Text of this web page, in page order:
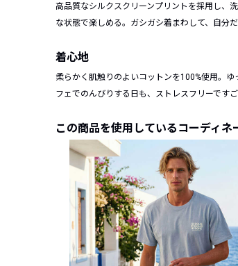
高品質なシルクスクリーンプリントを採用し、
な状態で楽しめる。ガシガシ着まわして、自分
着心地
柔らかく肌触りのよいコットンを100%使用。
フェでのんびりする日も、ストレスフリーですご
この商品を使用しているコーディネ